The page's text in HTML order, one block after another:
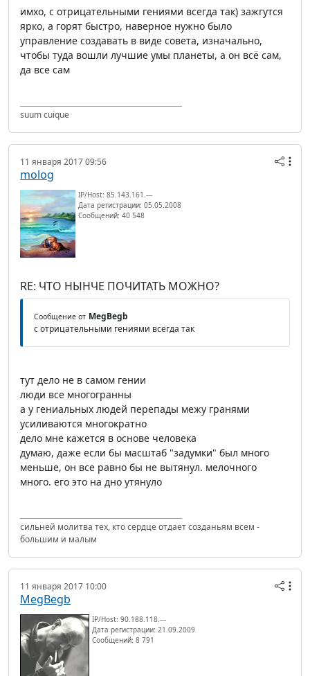
имхо, с отрицательными гениями всегда так) зажгутся
ярко, а горят быстро, наверное нужно было
управление создавать в виде совета, изначально,
чтобы туда вошли лучшие умы планеты, а он всё сам,
да все сам
suum cuique
11 января 2017 09:56
molog
IP/Host: 85.143.161.---
Дата регистрации: 05.05.2008
Сообщений: 40 548
RE: ЧТО НЫНЧЕ ПОЧИТАТЬ МОЖНО?
Сообщение от MegBegb
с отрицательными гениями всегда так
тут дело не в самом гении
люди все многогранны
а у гениальных людей перепады межу гранями
усиливаются многократно
дело мне кажется в основе человека
думаю, даже если бы масштаб "задумки" был много
меньше, он все равно бы не вытянул. мелочного
много. его это на дно утянуло
сильней молитва тех, кто сердце отдает созданьям всем -
большим и малым
11 января 2017 10:00
MegBegb
IP/Host: 90.188.118.---
Дата регистрации: 21.09.2009
Сообщений: 8 791